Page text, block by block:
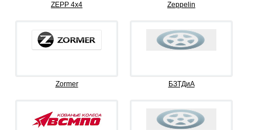
ZEPP 4х4 Zeppelin
Zormer БЗТДиА